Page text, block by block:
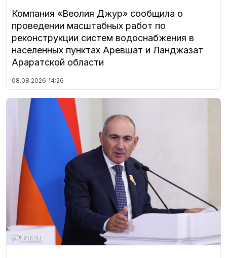
Компания «Веолия Джур» сообщила о
проведении масштабных работ по
реконструкции систем водоснабжения в
населенных пунктах Аревшат и Ланджазат
Араратской области
08.08.2026 14:26